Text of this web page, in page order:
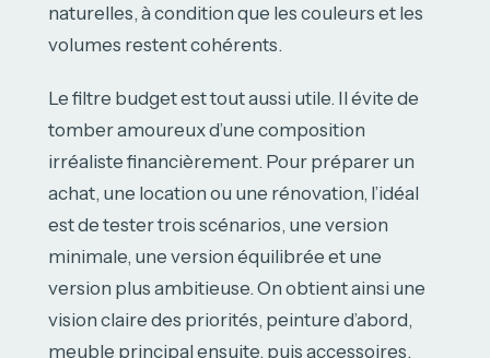
naturelles, à condition que les couleurs et les
volumes restent cohérents.
Le filtre budget est tout aussi utile. Il évite de
tomber amoureux d’une composition
irréaliste financièrement. Pour préparer un
achat, une location ou une rénovation, l’idéal
est de tester trois scénarios, une version
minimale, une version équilibrée et une
version plus ambitieuse. On obtient ainsi une
vision claire des priorités, peinture d’abord,
meuble principal ensuite, puis accessoires.